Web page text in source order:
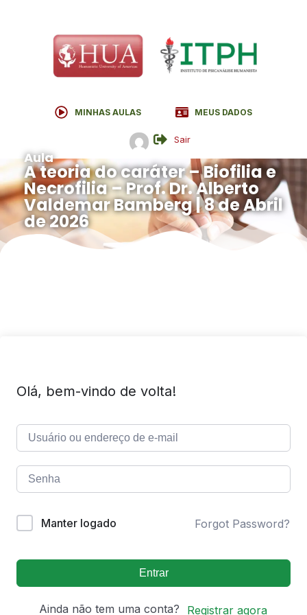
MINHAS AULAS MEUS DADOS
Sair
Aula
A teoria do caráter – Biofilia e
Necrofilia – Prof. Dr. Alberto
Valdemar Bamberg | 8 de Abril
de 2026
Olá, bem-vindo de volta!
Manter logado Forgot Password?
Entrar
Ainda não tem uma conta? Registrar agora